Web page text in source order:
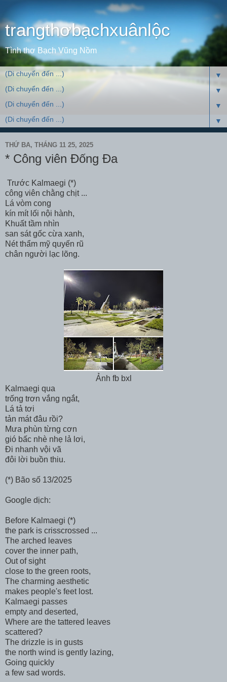
trangthơbạchxuânlộc
Tình thơ Bạch Vũng Nồm
▼
▼
▼
▼
THỨ BA, THÁNG 11 25, 2025
* Công viên Đống Đa
Trước Kalmaegi (*)
công viên chằng chịt ...
Lá vòm cong
kín mít lối nội hành,
Khuất tầm nhìn
san sát gốc cừa xanh,
Nét thẩm mỹ quyến rũ
chân người lạc lõng.
Ảnh fb bxl
Kalmaegi qua
trống trơn vắng ngắt,
Lá tả tơi
tản mát đâu rồi?
Mưa phùn từng cơn
gió bấc nhè nhẹ lả lơi,
Đi nhanh vội vã
đôi lời buồn thiu.
(*) Bão số 13/2025
Google dịch:
Before Kalmaegi (*)
the park is crisscrossed ...
The arched leaves
cover the inner path,
Out of sight
close to the green roots,
The charming aesthetic
makes people's feet lost.
Kalmaegi passes
empty and deserted,
Where are the tattered leaves
scattered?
The drizzle is in gusts
the north wind is gently lazing,
Going quickly
a few sad words.